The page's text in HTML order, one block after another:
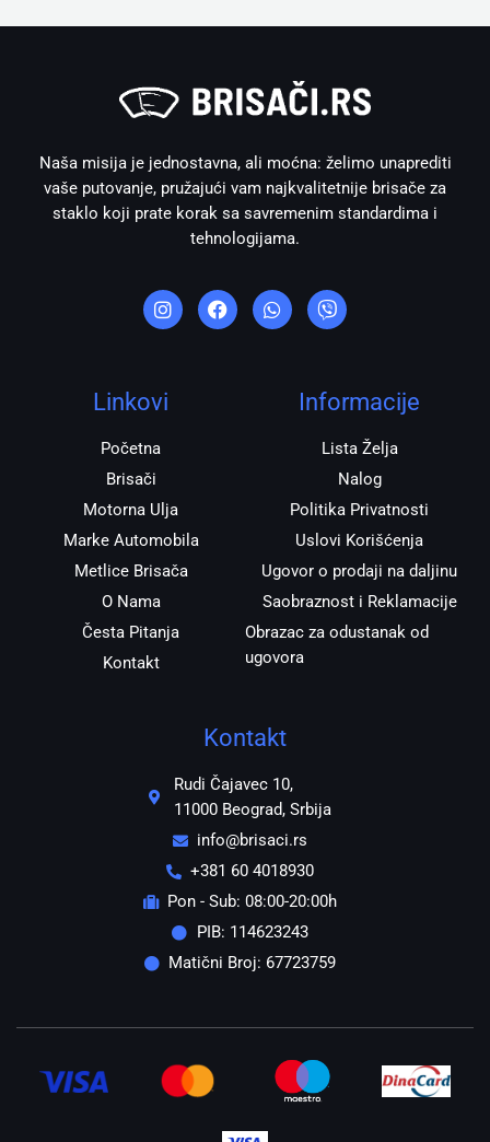
Naša misija je jednostavna, ali moćna: želimo unaprediti
vaše putovanje, pružajući vam najkvalitetnije brisače za
staklo koji prate korak sa savremenim standardima i
tehnologijama.
n
s
t
r
a
a
c
e
h
a
t
i
b
e
Linkovi
Početna
Brisači
Motorna Ulja
Marke Automobila
Metlice Brisača
O Nama
Česta Pitanja
Kontakt
Informacije
Lista Želja
Nalog
Politika Privatnosti
Uslovi Korišćenja
Ugovor o prodaji na daljinu
Saobraznost i Reklamacije
Obrazac za odustanak od
ugovora
Kontakt
Rudi Čajavec 10,
11000 Beograd, Srbija
info@brisaci.rs
+381 60 4018930
Pon - Sub: 08:00-20:00h
PIB: 114623243
Matični Broj: 67723759